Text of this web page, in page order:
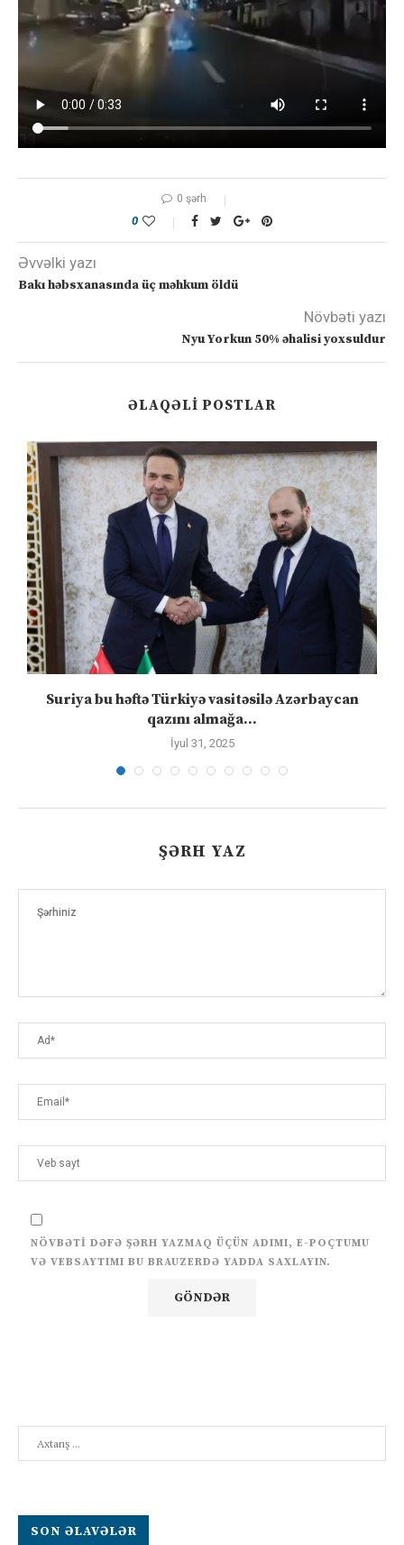
0 şərh
0
Əvvəlki yazı
Bakı həbsxanasında üç məhkum öldü
Növbəti yazı
Nyu Yorkun 50% əhalisi yoxsuldur
ƏLAQƏLI POSTLAR
Suriya bu həftə Türkiyə vasitəsilə Azərbaycan
qazını almağa...
İyul 31, 2025
ŞƏRH YAZ
NÖVBƏTI DƏFƏ ŞƏRH YAZMAQ ÜÇÜN ADIMI, E-POÇTUMU
VƏ VEBSAYTIMI BU BRAUZERDƏ YADDA SAXLAYIN.
SON ƏLAVƏLƏR